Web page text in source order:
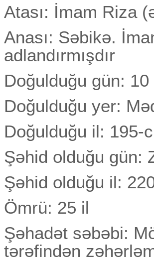
Atası: İmam Riza
Anası: Səbikə.
adlandırmışdır
Doğulduğu gün:
Doğulduğu yer:
Doğulduğu il: 195-
Şəhid olduğu gün:
Şəhid olduğu il:
Ömrü: 25 il
Şəhadət səbəbi:
tərəfindən